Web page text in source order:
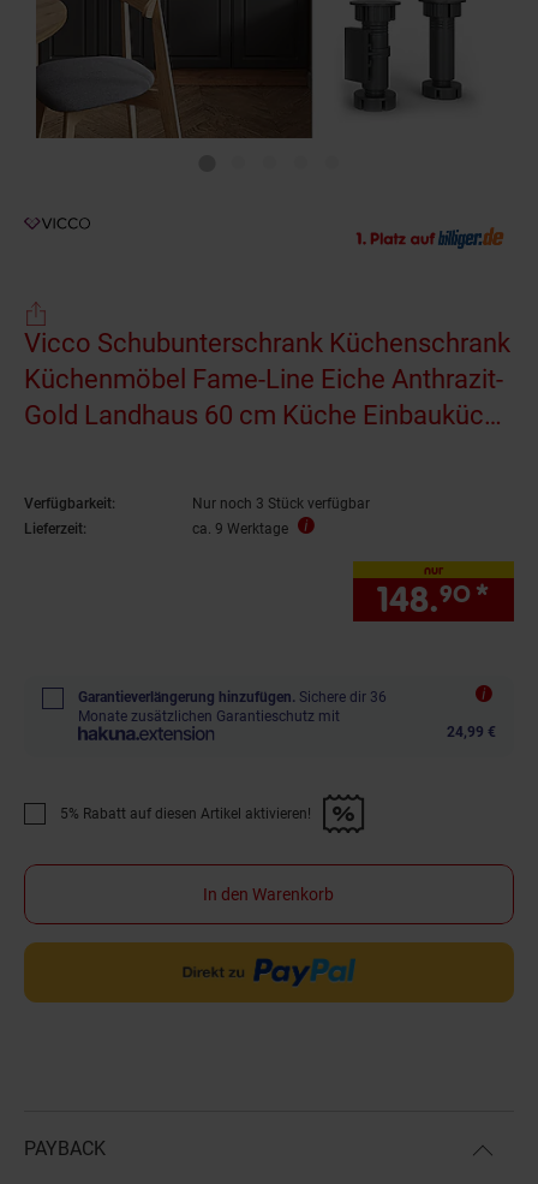
Vicco Schubunterschrank Küchenschrank
Küchenmöbel Fame-Line Eiche Anthrazit-
Gold Landhaus 60 cm Küche Einbauküche
Verfügbarkeit:
Nur noch 3 Stück verfügbar
Lieferzeit:
ca. 9 Werktage
nur
148.90 *
Garantieverlängerung hinzufügen. Sichere dir 36
Monate zusätzlichen Garantieschutz mit
24,99 €
Promotion "5% Rabatt auf diesen Artikel aktivieren!" anwenden
5% Rabatt auf diesen Artikel aktivieren!
In den Warenkorb
PAYBACK